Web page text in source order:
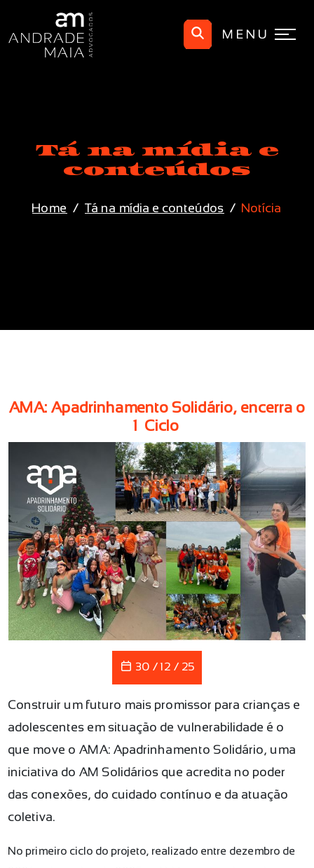
MENU
Tá na mídia e
conteúdos
Home Tá na mídia e conteúdos Notícia
AMA: Apadrinhamento Solidário, encerra o
1º Ciclo
30 / 12 / 25
Construir um futuro mais promissor para crianças e
adolescentes em situação de vulnerabilidade é o
que move o AMA: Apadrinhamento Solidário, uma
iniciativa do AM Solidários que acredita no poder
das conexões, do cuidado contínuo e da atuação
coletiva.
No primeiro ciclo do projeto, realizado entre dezembro de